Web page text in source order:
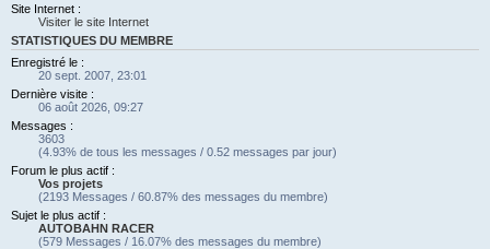
Site Internet :
Visiter le site Internet
STATISTIQUES DU MEMBRE
Enregistré le :
20 sept. 2007, 23:01
Dernière visite :
06 août 2026, 09:27
Messages :
3603
(4.93% de tous les messages / 0.52 messages par jour)
Forum le plus actif :
Vos projets
(2193 Messages / 60.87% des messages du membre)
Sujet le plus actif :
AUTOBAHN RACER
(579 Messages / 16.07% des messages du membre)